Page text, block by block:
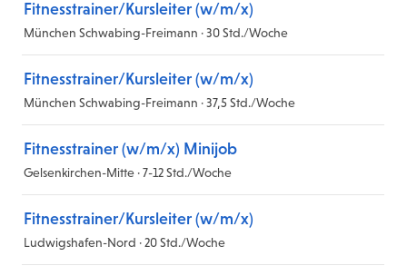
Fitnesstrainer/Kursleiter (w/m/x)
München Schwabing-Freimann · 30 Std./Woche
Fitnesstrainer/Kursleiter (w/m/x)
München Schwabing-Freimann · 37,5 Std./Woche
Fitnesstrainer (w/m/x) Minijob
Gelsenkirchen-Mitte · 7-12 Std./Woche
Fitnesstrainer/Kursleiter (w/m/x)
Ludwigshafen-Nord · 20 Std./Woche